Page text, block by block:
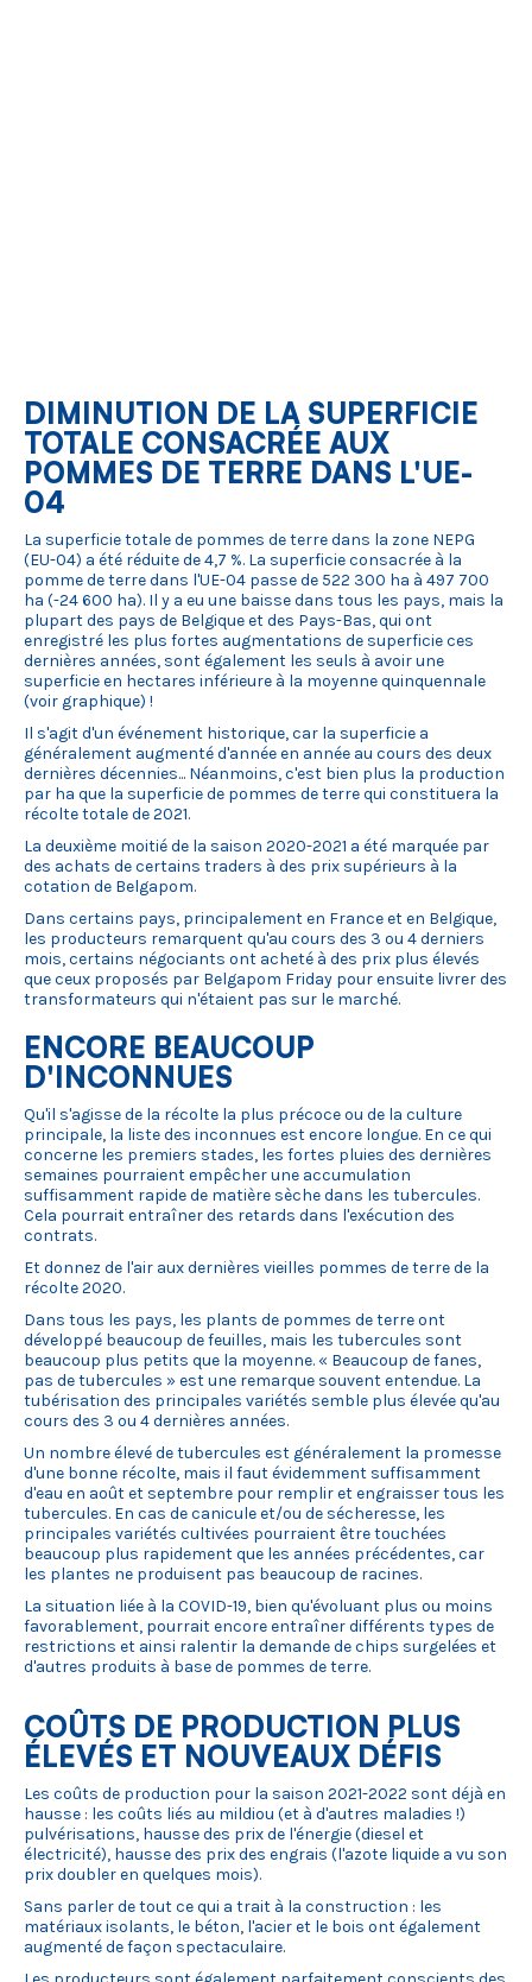
DIMINUTION DE LA SUPERFICIE
TOTALE CONSACRÉE AUX
POMMES DE TERRE DANS L'UE-
04
La superficie totale de pommes de terre dans la zone NEPG
(EU-04) a été réduite de 4,7 %. La superficie consacrée à la
pomme de terre dans l'UE-04 passe de 522 300 ha à 497 700
ha (-24 600 ha). Il y a eu une baisse dans tous les pays, mais la
plupart des pays de Belgique et des Pays-Bas, qui ont
enregistré les plus fortes augmentations de superficie ces
dernières années, sont également les seuls à avoir une
superficie en hectares inférieure à la moyenne quinquennale
(voir graphique) !
Il s'agit d'un événement historique, car la superficie a
généralement augmenté d'année en année au cours des deux
dernières décennies... Néanmoins, c'est bien plus la production
par ha que la superficie de pommes de terre qui constituera la
récolte totale de 2021.
La deuxième moitié de la saison 2020-2021 a été marquée par
des achats de certains traders à des prix supérieurs à la
cotation de Belgapom.
Dans certains pays, principalement en France et en Belgique,
les producteurs remarquent qu'au cours des 3 ou 4 derniers
mois, certains négociants ont acheté à des prix plus élevés
que ceux proposés par Belgapom Friday pour ensuite livrer des
transformateurs qui n'étaient pas sur le marché.
ENCORE BEAUCOUP
D'INCONNUES
Qu'il s'agisse de la récolte la plus précoce ou de la culture
principale, la liste des inconnues est encore longue. En ce qui
concerne les premiers stades, les fortes pluies des dernières
semaines pourraient empêcher une accumulation
suffisamment rapide de matière sèche dans les tubercules.
Cela pourrait entraîner des retards dans l'exécution des
contrats.
Et donnez de l'air aux dernières vieilles pommes de terre de la
récolte 2020.
Dans tous les pays, les plants de pommes de terre ont
développé beaucoup de feuilles, mais les tubercules sont
beaucoup plus petits que la moyenne. « Beaucoup de fanes,
pas de tubercules » est une remarque souvent entendue. La
tubérisation des principales variétés semble plus élevée qu'au
cours des 3 ou 4 dernières années.
Un nombre élevé de tubercules est généralement la promesse
d'une bonne récolte, mais il faut évidemment suffisamment
d'eau en août et septembre pour remplir et engraisser tous les
tubercules. En cas de canicule et/ou de sécheresse, les
principales variétés cultivées pourraient être touchées
beaucoup plus rapidement que les années précédentes, car
les plantes ne produisent pas beaucoup de racines.
La situation liée à la COVID-19, bien qu'évoluant plus ou moins
favorablement, pourrait encore entraîner différents types de
restrictions et ainsi ralentir la demande de chips surgelées et
d'autres produits à base de pommes de terre.
COÛTS DE PRODUCTION PLUS
ÉLEVÉS ET NOUVEAUX DÉFIS
Les coûts de production pour la saison 2021-2022 sont déjà en
hausse : les coûts liés au mildiou (et à d'autres maladies !)
pulvérisations, hausse des prix de l'énergie (diesel et
électricité), hausse des prix des engrais (l'azote liquide a vu son
prix doubler en quelques mois).
Sans parler de tout ce qui a trait à la construction : les
matériaux isolants, le béton, l'acier et le bois ont également
augmenté de façon spectaculaire.